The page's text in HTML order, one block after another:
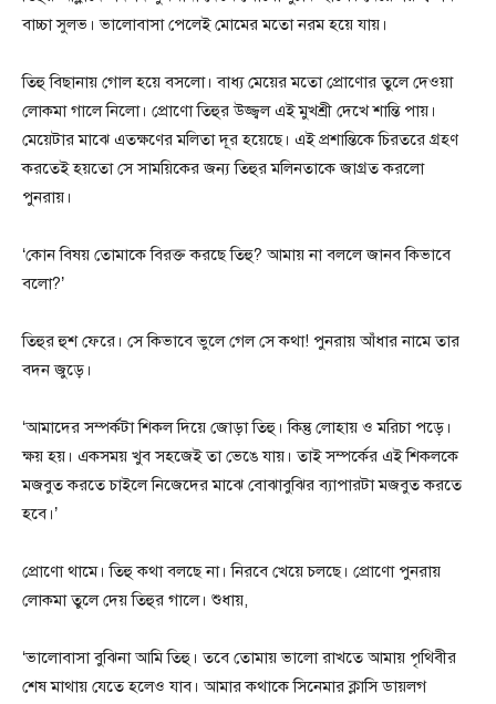
বাচ্চা সুলভ। ভালোবাসা পেলেই মোমের মতো নরম হয়ে যায়।
তিহু বিছানায় গোল হয়ে বসলো। বাধ্য মেয়ের মতো প্রোণোর তুলে দেওয়া
লোকমা গালে নিলো। প্রোণো তিহুর উজ্জ্বল এই মুখশ্রী দেখে শান্তি পায়।
মেয়েটার মাঝে এতক্ষণের মলিতা দূর হয়েছে। এই প্রশান্তিকে চিরতরে গ্রহণ
করতেই হয়তো সে সাময়িকের জন্য তিহুর মলিনতাকে জাগ্রত করলো
পুনরায়।
‘কোন বিষয় তোমাকে বিরক্ত করছে তিহু? আমায় না বললে জানব কিভাবে
বলো?’
তিহুর হুশ ফেরে। সে কিভাবে ভুলে গেল সে কথা! পুনরায় আঁধার নামে তার
বদন জুড়ে।
‘আমাদের সম্পর্কটা শিকল দিয়ে জোড়া তিহু। কিন্তু লোহায় ও মরিচা পড়ে।
ক্ষয় হয়। একসময় খুব সহজেই তা ভেঙে যায়। তাই সম্পর্কের এই শিকলকে
মজবুত করতে চাইলে নিজেদের মাঝে বোঝাবুঝির ব্যাপারটা মজবুত করতে
হবে।’
প্রোণো থামে। তিহু কথা বলছে না। নিরবে খেয়ে চলছে। প্রোণো পুনরায়
লোকমা তুলে দেয় তিহুর গালে। শুধায়,
‘ভালোবাসা বুঝিনা আমি তিহু। তবে তোমায় ভালো রাখতে আমায় পৃথিবীর
শেষ মাথায় যেতে হলেও যাব। আমার কথাকে সিনেমার ক্লাসি ডায়লগ